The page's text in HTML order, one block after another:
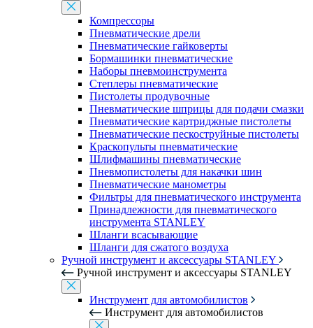
Компрессоры
Пневматические дрели
Пневматические гайковерты
Бормашинки пневматические
Наборы пневмоинструмента
Степлеры пневматические
Пистолеты продувочные
Пневматические шприцы для подачи смазки
Пневматические картриджные пистолеты
Пневматические пескоструйные пистолеты
Краскопульты пневматические
Шлифмашины пневматические
Пневмопистолеты для накачки шин
Пневматические манометры
Фильтры для пневматического инструмента
Принадлежности для пневматического
инструмента STANLEY
Шланги всасывающие
Шланги для сжатого воздуха
Ручной инструмент и аксессуары STANLEY
Ручной инструмент и аксессуары STANLEY
Инструмент для автомобилистов
Инструмент для автомобилистов